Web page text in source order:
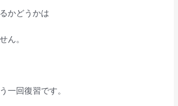
かどうかは
ん。
一回復習です。